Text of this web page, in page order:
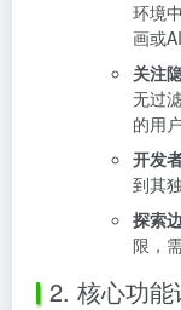
环境
画或
关注
无过
的用
开发
到其
探索
限，
2. 核心功